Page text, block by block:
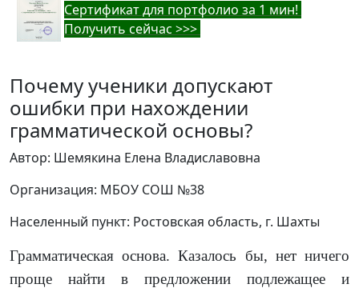
Cертификат для портфолио за 1 мин!
Получить сейчас >>>
Почему ученики допускают
ошибки при нахождении
грамматической основы?
Автор: Шемякина Елена Владиславовна
Организация: МБОУ СОШ №38
Населенный пункт: Ростовская область, г. Шахты
Грамматическая основа. Казалось бы, нет ничего
проще найти в предложении подлежащее и